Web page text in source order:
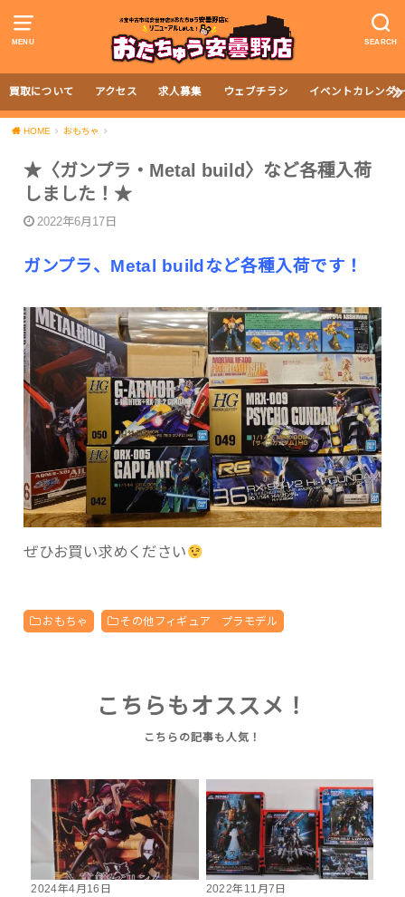
MENU SEARCH
買取について アクセス 求人募集 ウェブチラシ イベントカレンダ
HOME おもちゃ
★〈ガンプラ・Metal build〉など各種入荷
しました！★
2022年6月17日
ガンプラ、Metal buildなど各種入荷です！
ぜひお買い求めください
おもちゃ その他フィギュア プラモデル
こちらもオススメ！
2024年4月16日
2022年11月7日